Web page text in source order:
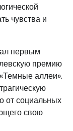
чувства и
первым
премию
аллеи».
от социальных
свою